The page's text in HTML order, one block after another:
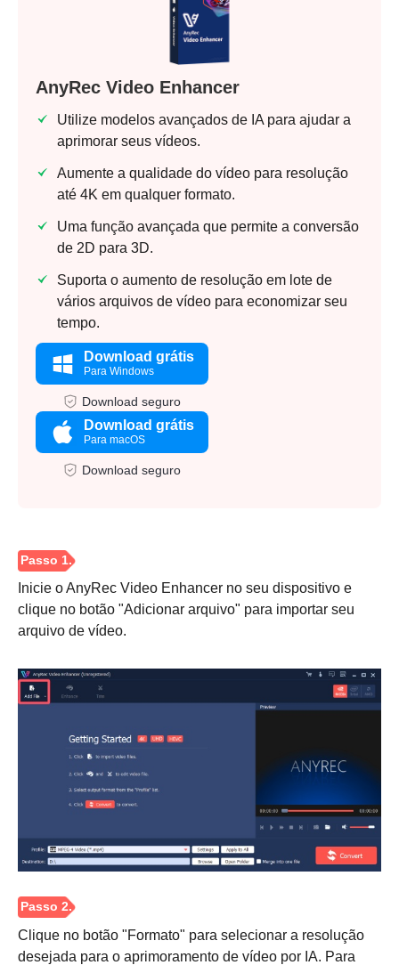
AnyRec Video Enhancer
Utilize modelos avançados de IA para ajudar a
aprimorar seus vídeos.
Aumente a qualidade do vídeo para resolução
até 4K em qualquer formato.
Uma função avançada que permite a conversão
de 2D para 3D.
Suporta o aumento de resolução em lote de
vários arquivos de vídeo para economizar seu
tempo.
Download grátis
Para Windows
Download seguro
Download grátis
Para macOS
Download seguro
Passo 1.
Inicie o AnyRec Video Enhancer no seu dispositivo e
clique no botão "Adicionar arquivo" para importar seu
arquivo de vídeo.
Clique no botão "Formato" para selecionar a resolução
desejada para o aprimoramento de vídeo por IA. Para